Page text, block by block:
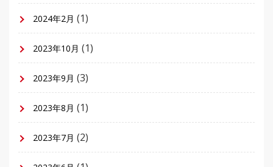
2024年2月 (1)
2023年10月 (1)
2023年9月 (3)
2023年8月 (1)
2023年7月 (2)